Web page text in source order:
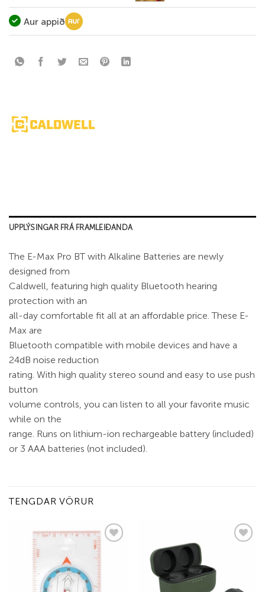
Aur appið
UPPLÝSINGAR FRÁ FRAMLEIÐANDA
The E-Max Pro BT with Alkaline Batteries are newly
designed from
Caldwell, featuring high quality Bluetooth hearing
protection with an
all-day comfortable fit all at an affordable price. These E-
Max are
Bluetooth compatible with mobile devices and have a
24dB noise reduction
rating. With high quality stereo sound and easy to use push
button
volume controls, you can listen to all your favorite music
while on the
range. Runs on lithium-ion rechargeable battery (included)
or 3 AAA batteries (not included).
TENGDAR VÖRUR
Add to
wishlist